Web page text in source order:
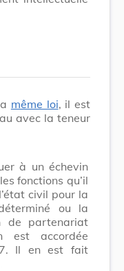
même loi, il est
avec la teneur
à un échevin
fonctions qu’il
civil pour la
ou la
de partenariat
est accordée
Il en est fait